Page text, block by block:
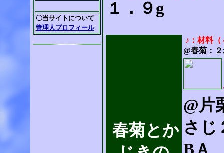
〇当サイトについて
管理人プロフィール
１．９g
春菊とか
♪：材料（
@春菊：
@片
さじ